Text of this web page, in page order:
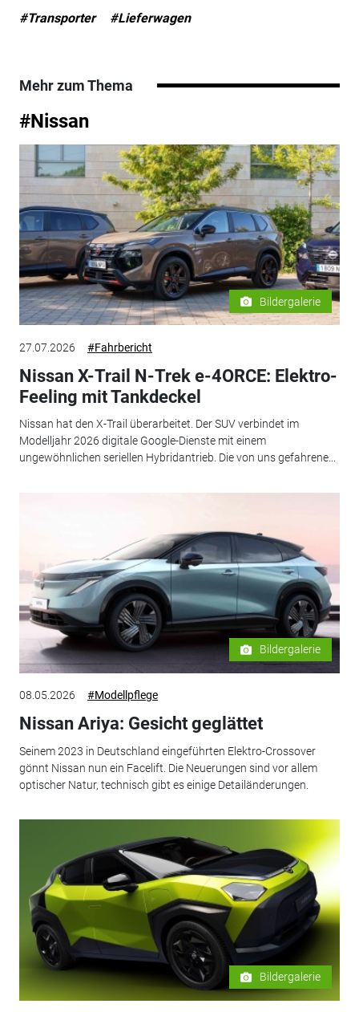
#Transporter #Lieferwagen
Mehr zum Thema
#Nissan
Bildergalerie
27.07.2026 #Fahrbericht
Nissan X-Trail N-Trek e-4ORCE: Elektro-
Feeling mit Tankdeckel
Nissan hat den X-Trail überarbeitet. Der SUV verbindet im
Modelljahr 2026 digitale Google-Dienste mit einem
ungewöhnlichen seriellen Hybridantrieb. Die von uns gefahrene...
Bildergalerie
08.05.2026 #Modellpflege
Nissan Ariya: Gesicht geglättet
Seinem 2023 in Deutschland eingeführten Elektro-Crossover
gönnt Nissan nun ein Facelift. Die Neuerungen sind vor allem
optischer Natur, technisch gibt es einige Detailänderungen.
Bildergalerie